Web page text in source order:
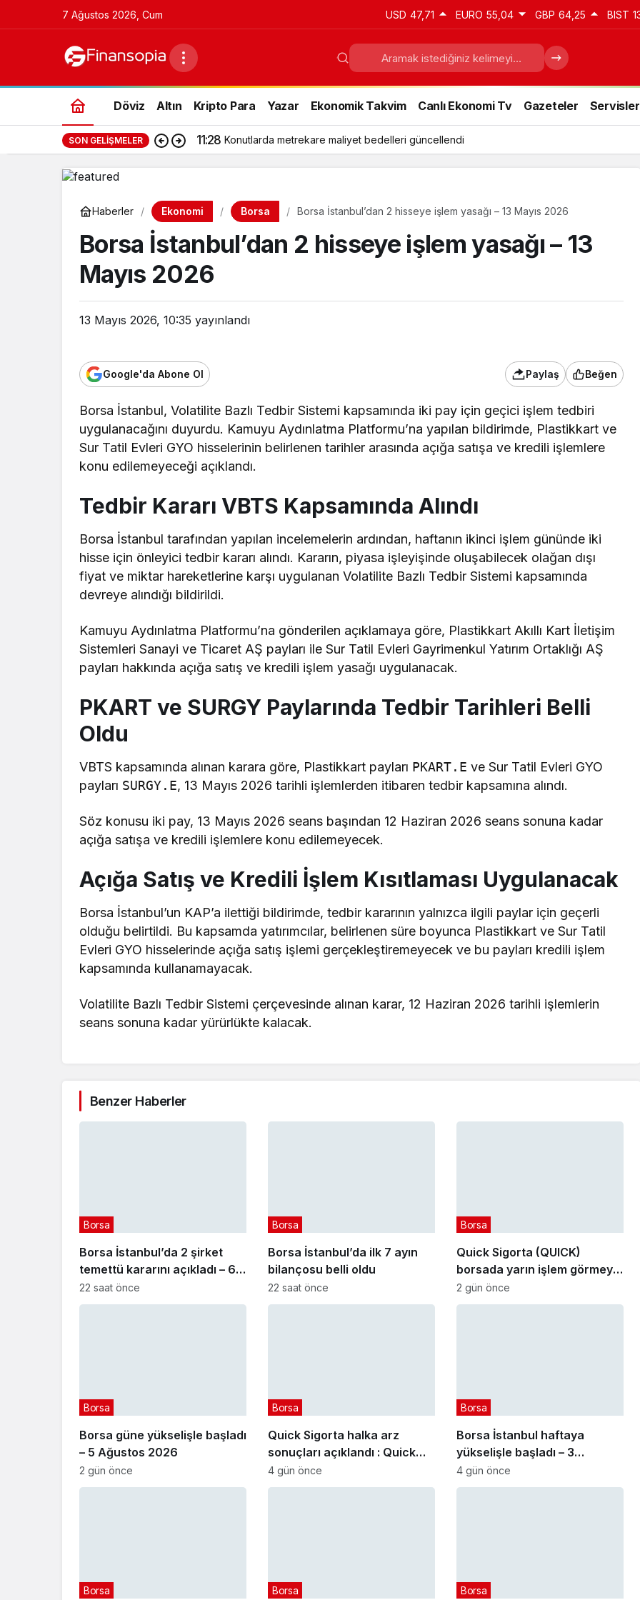
7 Ağustos 2026, Cum USD 47,71 EURO 55,04 GBP 64,25 BIST
Döviz Altın Kripto Para Yazar Ekonomik Takvim Canlı Ekonomi Tv Gazeteler Servisler
SON GELIŞMELER 11:28 Konutlarda metrekare maliyet bedelleri güncellendi
Haberler Ekonomi Borsa Borsa İstanbul’dan 2 hisseye işlem yasağı – 13 Mayıs 2026
Borsa İstanbul’dan 2 hisseye işlem yasağı – 13
Mayıs 2026
13 Mayıs 2026, 10:35 yayınlandı
Google'da Abone Ol Paylaş Beğen
Borsa İstanbul, Volatilite Bazlı Tedbir Sistemi kapsamında iki pay için geçici işlem tedbiri
uygulanacağını duyurdu. Kamuyu Aydınlatma Platformu’na yapılan bildirimde, Plastikkart ve
Sur Tatil Evleri GYO hisselerinin belirlenen tarihler arasında açığa satışa ve kredili işlemlere
konu edilemeyeceği açıklandı.
Tedbir Kararı VBTS Kapsamında Alındı
Borsa İstanbul tarafından yapılan incelemelerin ardından, haftanın ikinci işlem gününde iki
hisse için önleyici tedbir kararı alındı. Kararın, piyasa işleyişinde oluşabilecek olağan dışı
fiyat ve miktar hareketlerine karşı uygulanan Volatilite Bazlı Tedbir Sistemi kapsamında
devreye alındığı bildirildi.
Kamuyu Aydınlatma Platformu’na gönderilen açıklamaya göre, Plastikkart Akıllı Kart İletişim
Sistemleri Sanayi ve Ticaret AŞ payları ile Sur Tatil Evleri Gayrimenkul Yatırım Ortaklığı AŞ
payları hakkında açığa satış ve kredili işlem yasağı uygulanacak.
PKART ve SURGY Paylarında Tedbir Tarihleri Belli
Oldu
VBTS kapsamında alınan karara göre, Plastikkart payları PKART.E ve Sur Tatil Evleri GYO
payları SURGY.E, 13 Mayıs 2026 tarihli işlemlerden itibaren tedbir kapsamına alındı.
Söz konusu iki pay, 13 Mayıs 2026 seans başından 12 Haziran 2026 seans sonuna kadar
açığa satışa ve kredili işlemlere konu edilemeyecek.
Açığa Satış ve Kredili İşlem Kısıtlaması Uygulanacak
Borsa İstanbul’un KAP’a ilettiği bildirimde, tedbir kararının yalnızca ilgili paylar için geçerli
olduğu belirtildi. Bu kapsamda yatırımcılar, belirlenen süre boyunca Plastikkart ve Sur Tatil
Evleri GYO hisselerinde açığa satış işlemi gerçekleştiremeyecek ve bu payları kredili işlem
kapsamında kullanamayacak.
Volatilite Bazlı Tedbir Sistemi çerçevesinde alınan karar, 12 Haziran 2026 tarihli işlemlerin
seans sonuna kadar yürürlükte kalacak.
Benzer Haberler
Borsa İstanbul’da 2 şirket
temettü kararını açıkladı – 6
Ağustos 2026
Borsa
22 saat önce
Borsa İstanbul’da ilk 7 ayın
bilançosu belli oldu
Borsa
22 saat önce
Quick Sigorta (QUICK)
borsada yarın işlem görmeye
başlayacak
Borsa
2 gün önce
Borsa güne yükselişle başladı
– 5 Ağustos 2026
Borsa
2 gün önce
Quick Sigorta halka arz
sonuçları açıklandı : Quick
Sigorta (QUICK) kaç lot verdi?
Borsa
4 gün önce
Borsa İstanbul haftaya
yükselişle başladı – 3
Ağustos 2026
Borsa
4 gün önce
Borsa Borsa Borsa